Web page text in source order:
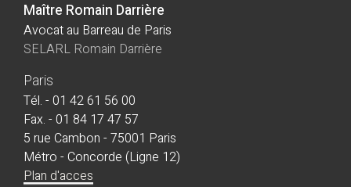
Maître Romain Darrière
Avocat au Barreau de Paris
SELARL Romain Darrière
Paris
Tél. - 01 42 61 56 00
Fax. - 01 84 17 47 57
5 rue Cambon - 75001 Paris
Métro - Concorde (Ligne 12)
Plan d'acces